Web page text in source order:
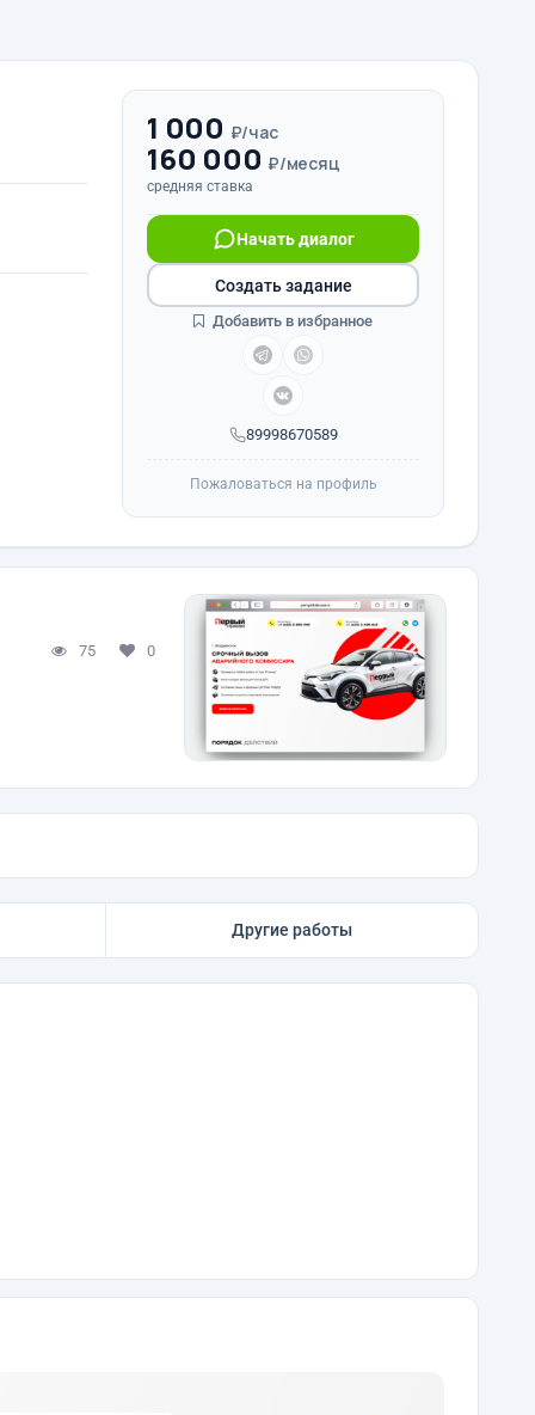
1 000 ₽/час
160 000 ₽/месяц
средняя ставка
89998670589
Начать диалог
Создать задание
Добавить в избранное
Пожаловаться на профиль
75 0
Другие работы